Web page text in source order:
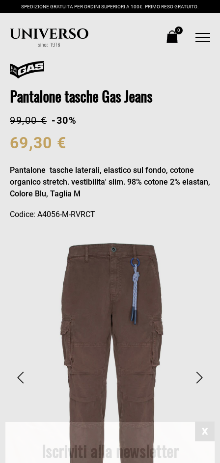
SPEDIZIONE GRATUITA PER ORDINI SUPERIORI A 100€. PRIMO RESO GRATUITO.
0
Pantalone tasche Gas Jeans
99,00 € -30%
69,30 €
Pantalone tasche laterali, elastico sul fondo, cotone
organico stretch. vestibilita' slim. 98% cotone 2% elastan,
Colore Blu, Taglia M
Codice: A4056-M-RVRCT
Iscriviti alla newsletter